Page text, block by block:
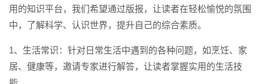
用的知识平台，我们希望通过版报，让读者在轻松愉悦的氛围
中，了解科学、认识世界，提升自己的综合素质。
1、生活常识：针对日常生活中遇到的各种问题，如烹饪、家
居、健康等，邀请专家进行解答，让读者掌握实用的生活技